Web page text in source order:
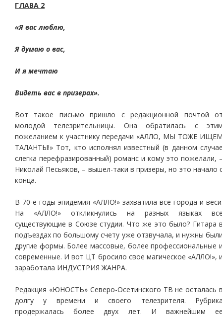
ГЛАВА 2
«Я вас люблю,
Я думаю о вас,
И я мечтаю
Видеть вас в призерах».
Вот такое письмо пришло с редакционной почтой
молодой телезрительницы. Она обратилась с
пожеланием к участнику передачи «АЛЛО, МЫ ТОЖЕ
ТАЛАНТЫ!» Тот, кто исполнял известный (в данном
слегка перефразированный) романс и кому это пожелали,
Николай Песьяков, – вышел-таки в призеры, но это начало
конца.
В 70-е годы эпидемия «АЛЛО!» захватила все города и
На «АЛЛО!» откликнулись на разных языках
существующие в Союзе студии. Что же это было? Гитара
подъездах по большому счету уже отзвучала, и нужны
другие формы. Более массовые, более профессиональные
современные. И вот ЦТ бросило свое магическое «АЛЛО!»,
заработала ИНДУСТРИЯ ЖАНРА.
Редакция «ЮНОСТЬ» Северо-Осетинского ТВ не осталась
долгу у времени и своего телезрителя.
продержалась более двух лет. И важнейшим